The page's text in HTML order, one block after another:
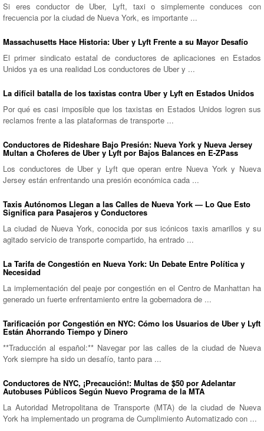
Si eres conductor de Uber, Lyft, taxi o simplemente conduces con
frecuencia por la ciudad de Nueva York, es importante ...
Massachusetts Hace Historia: Uber y Lyft Frente a su Mayor Desafío
El primer sindicato estatal de conductores de aplicaciones en Estados
Unidos ya es una realidad Los conductores de Uber y ...
La difícil batalla de los taxistas contra Uber y Lyft en Estados Unidos
Por qué es casi imposible que los taxistas en Estados Unidos logren sus
reclamos frente a las plataformas de transporte ...
Conductores de Rideshare Bajo Presión: Nueva York y Nueva Jersey
Multan a Choferes de Uber y Lyft por Bajos Balances en E-ZPass
Los conductores de Uber y Lyft que operan entre Nueva York y Nueva
Jersey están enfrentando una presión económica cada ...
Taxis Autónomos Llegan a las Calles de Nueva York — Lo Que Esto
Significa para Pasajeros y Conductores
La ciudad de Nueva York, conocida por sus icónicos taxis amarillos y su
agitado servicio de transporte compartido, ha entrado ...
La Tarifa de Congestión en Nueva York: Un Debate Entre Política y
Necesidad
La implementación del peaje por congestión en el Centro de Manhattan ha
generado un fuerte enfrentamiento entre la gobernadora de ...
Tarificación por Congestión en NYC: Cómo los Usuarios de Uber y Lyft
Están Ahorrando Tiempo y Dinero
**Traducción al español:** Navegar por las calles de la ciudad de Nueva
York siempre ha sido un desafío, tanto para ...
Conductores de NYC, ¡Precaución!: Multas de $50 por Adelantar
Autobuses Públicos Según Nuevo Programa de la MTA
La Autoridad Metropolitana de Transporte (MTA) de la ciudad de Nueva
York ha implementado un programa de Cumplimiento Automatizado con ...